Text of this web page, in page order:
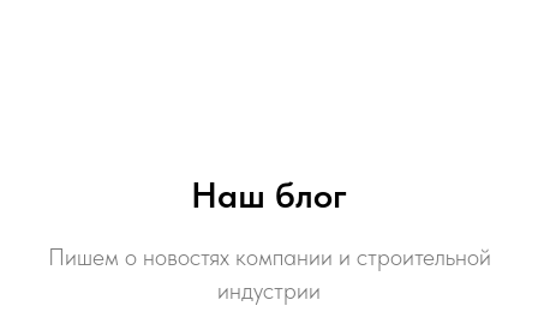
Наш блог
Пишем о новостях компании и строительной
индустрии